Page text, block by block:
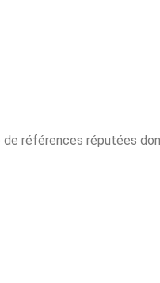
de références réputées